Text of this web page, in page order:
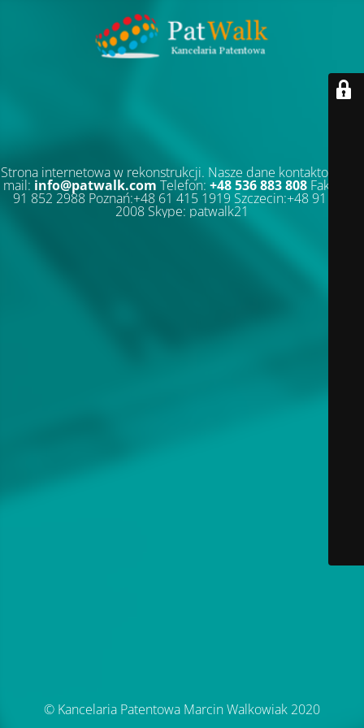
Strona internetowa w rekonstrukcji. Nasze dane kontaktowe: E-
mail: info@patwalk.com Telefon: +48 536 883 808 Faks:+48
91 852 2988 Poznań:+48 61 415 1919 Szczecin:+48 91 852
2008 Skype: patwalk21
© Kancelaria Patentowa Marcin Walkowiak 2020